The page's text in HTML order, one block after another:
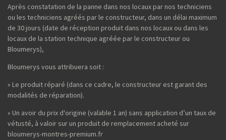
Après constatation de la panne dans nos locaux par nos techniciens
ou les techniciens agréés par le constructeur, dans un délai maximum
de 30 jours (date de réception produit dans nos locaux ou dans les
locaux de la station technique agréée par le constructeur ou
Bloumerys),
Bloumerys vous attribuera soit :
» Le produit réparé (dans ce cadre, le constructeur est garant des
modalités de réparation).
» Un avoir du prix d'origine (valable 1 an) sans application d’un taux de
vétusté, à valoir sur un produit de remplacement acheté sur
bloumerys-montres-premium.fr